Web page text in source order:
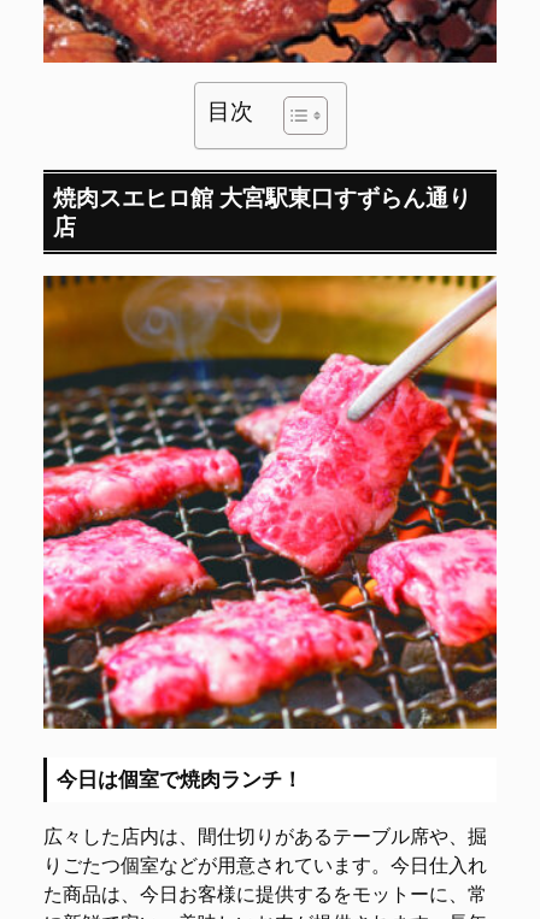
目次
焼肉スエヒロ館 大宮駅東口すずらん通り
店
今日は個室で焼肉ランチ！
広々した店内は、間仕切りがあるテーブル席や、掘
りごたつ個室などが用意されています。今日仕入れ
た商品は、今日お客様に提供するをモットーに、常